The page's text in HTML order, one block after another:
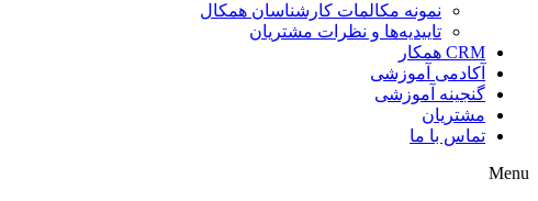
نمونه مکالمات کارشناسان همکال
تاییدیه‌ها و نظرات مشتریان
CRM همکار
آکادمی آموزشی
گنجینه آموزشی
مشتریان
تماس با ما
Menu